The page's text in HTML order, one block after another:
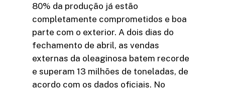
80% da produção já estão
completamente comprometidos e boa
parte com o exterior. A dois dias do
fechamento de abril, as vendas
externas da oleaginosa batem recorde
e superam 13 milhões de toneladas, de
acordo com os dados oficiais. No